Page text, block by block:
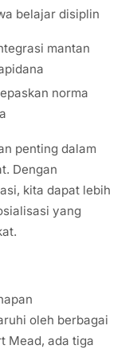
belajar disiplin
mantan
norma
penting dalam
Dengan
kita dapat lebih
yang
oleh berbagai
Mead, ada tiga